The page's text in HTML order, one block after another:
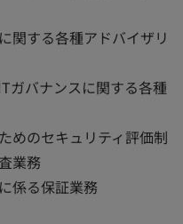
関する各種アドバイザリ
ガバナンスに関する各種
めのセキュリティ評価制
業務
係る保証業務